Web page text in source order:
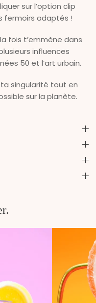
sur l’option clip
fermoirs adaptés !
fois t’emmène dans
influences
50 et l’art urbain.
singularité tout en
sur la planète.